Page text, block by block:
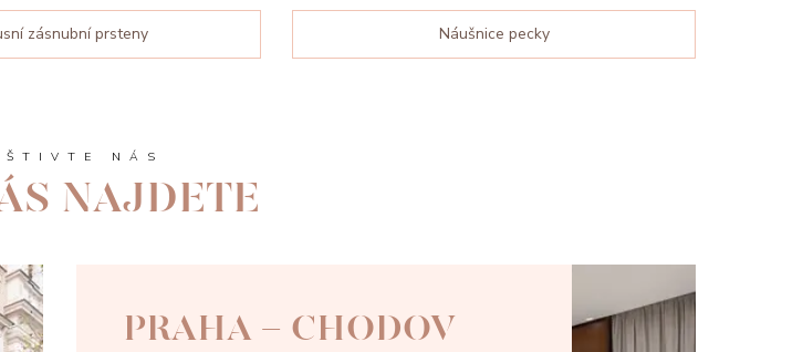
zásnubní prsteny Náušnice pecky
NÁS
NAJDETE
PRAHA - CHODOV